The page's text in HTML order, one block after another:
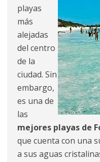
playas
más
alejadas
del centro
de la
ciudad. Sin
embargo,
es una de
las
mejores playas de
que cuenta con una
a sus aguas